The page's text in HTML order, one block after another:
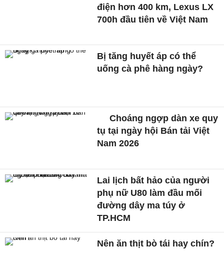
điện hơn 400 km, Lexus LX
700h đầu tiên về Việt Nam
Bị tăng huyết áp có thể
uống cà phê hàng ngày?
Choáng ngợp dàn xe quy
tụ tại ngày hội Bán tải Việt
Nam 2026
Lai lịch bất hảo của người
phụ nữ U80 làm đầu mối
đường dây ma túy ở
TP.HCM
Nên ăn thịt bò tái hay chín?